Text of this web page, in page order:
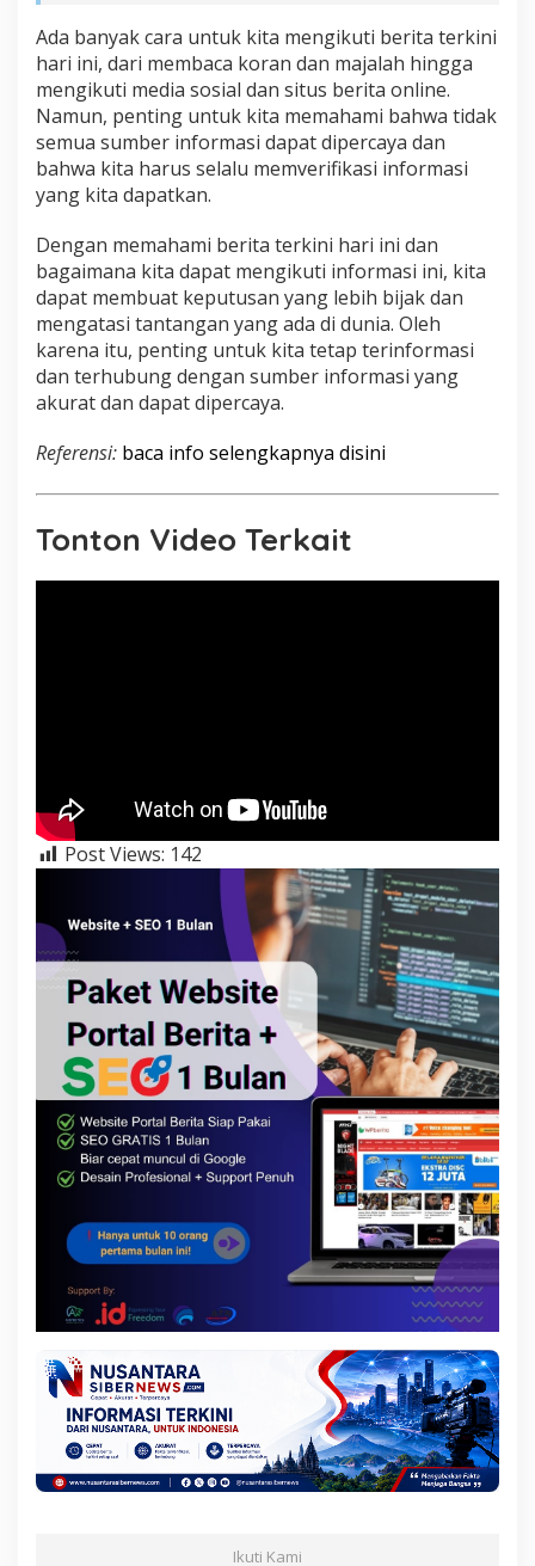
Ada banyak cara untuk kita mengikuti berita terkini
hari ini, dari membaca koran dan majalah hingga
mengikuti media sosial dan situs berita online.
Namun, penting untuk kita memahami bahwa tidak
semua sumber informasi dapat dipercaya dan
bahwa kita harus selalu memverifikasi informasi
yang kita dapatkan.
Dengan memahami berita terkini hari ini dan
bagaimana kita dapat mengikuti informasi ini, kita
dapat membuat keputusan yang lebih bijak dan
mengatasi tantangan yang ada di dunia. Oleh
karena itu, penting untuk kita tetap terinformasi
dan terhubung dengan sumber informasi yang
akurat dan dapat dipercaya.
Referensi: baca info selengkapnya disini
Tonton Video Terkait
Post Views: 142
Ikuti Kami